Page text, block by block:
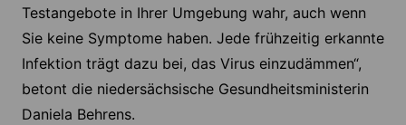
Testangebote in Ihrer Umgebung wahr, auch wenn
Sie keine Symptome haben. Jede frühzeitig erkannte
Infektion trägt dazu bei, das Virus einzudämmen“,
betont die niedersächsische Gesundheitsministerin
Daniela Behrens.